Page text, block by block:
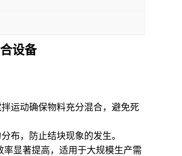
设备
运动确保物料充分混合，避免死
布，防止结块现象的发生。
显著提高，适用于大规模生产需